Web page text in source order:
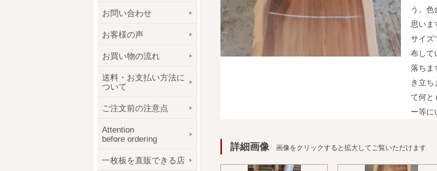
う。
思いま
サイズ
布して
落ちま
き立ち
て何と
ー等に
詳細画像 画像をクリックすると拡大してご覧いただけます
お問い合わせ
お客様の声
お買い物の流れ
送料・お支払い方法に
ついて
ご注文前の注意点
Attention
before ordering
一枚板を直販できる店